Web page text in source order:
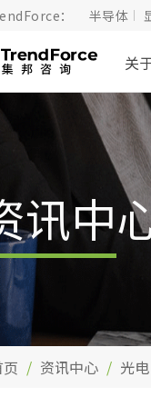
： 半导体
关
讯中
资讯中心 光电